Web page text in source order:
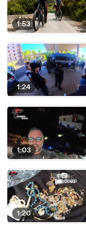
1:53
1:24
1:03
1:20